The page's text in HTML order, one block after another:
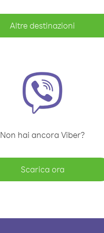
Altre destinazioni
Non hai ancora Viber?
Scarica ora